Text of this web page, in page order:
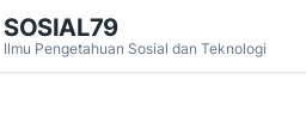
SOSIAL79
Ilmu Pengetahuan Sosial dan Teknologi